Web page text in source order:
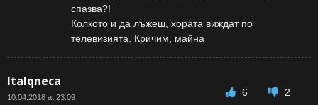
спазва?!
Колкото и да лъжеш, хората виждат по
телевизията. Кричим, майна
Italqneca
10.04.2018 at 23:09 6
2